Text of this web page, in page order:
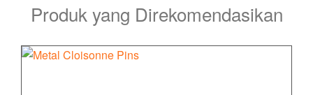
Produk yang Direkomendasikan